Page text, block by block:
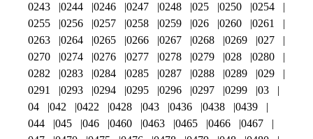
0243
0244 0246 0247 0248 025 0250
0254
0255
0256 0257 0258 0259 026 0260
0261
0263
0264 0265 0266 0267 0268 0269
027
0270
0274 0276 0277 0278 0279 028
0280
0282
0283 0284 0285 0287 0288 0289
029
0291
0293 0294 0295 0296 0297 0299
03
04
042 0422 0428 043 0436 0438
0439
044
045 046 0460 0463 0465 0466
0467